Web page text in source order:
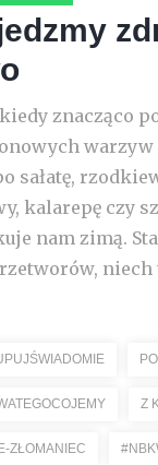
znacząco
warzyw
sałatę,
kalarepę czy
nam zimą.
niech
Z
ZŁOMANIEC